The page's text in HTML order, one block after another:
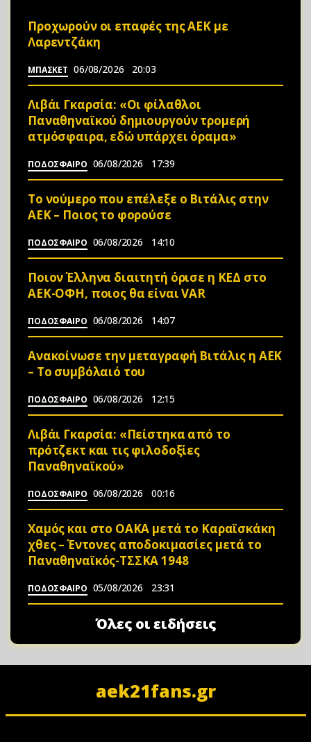
Προχωρούν οι επαφές της ΑΕΚ με
Λαρεντζάκη
ΜΠΑΣΚΕΤ 06/08/2026 20:03
Λιβάι Γκαρσία: «Οι φίλαθλοι
Παναθηναϊκού δημιουργούν τρομερή
ατμόσφαιρα, εδώ υπάρχει όραμα»
ΠΟΔΟΣΦΑΙΡΟ 06/08/2026 17:39
Το νούμερο που επέλεξε ο Βιτάλις στην
ΑΕΚ – Ποιος το φορούσε
ΠΟΔΟΣΦΑΙΡΟ 06/08/2026 14:10
Ποιον Έλληνα διαιτητή όρισε η ΚΕΔ στο
ΑΕΚ-ΟΦΗ, ποιος θα είναι VAR
ΠΟΔΟΣΦΑΙΡΟ 06/08/2026 14:07
Ανακοίνωσε την μεταγραφή Βιτάλις η ΑΕΚ
– Το συμβόλαιό του
ΠΟΔΟΣΦΑΙΡΟ 06/08/2026 12:15
Λιβάι Γκαρσία: «Πείστηκα από το
πρότζεκτ και τις φιλοδοξίες
Παναθηναϊκού»
ΠΟΔΟΣΦΑΙΡΟ 06/08/2026 00:16
Χαμός και στο ΟΑΚΑ μετά το Καραϊσκάκη
χθες – Έντονες αποδοκιμασίες μετά το
Παναθηναϊκός-ΤΣΣΚΑ 1948
ΠΟΔΟΣΦΑΙΡΟ 05/08/2026 23:31
Όλες οι ειδήσεις
aek21fans.gr